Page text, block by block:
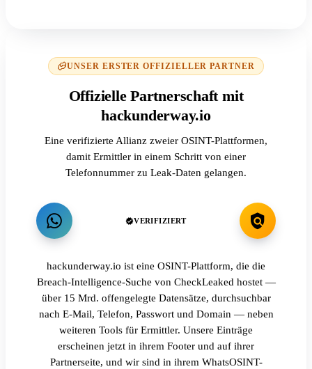
UNSER ERSTER OFFIZIELLER PARTNER
Offizielle Partnerschaft mit
hackunderway.io
Eine verifizierte Allianz zweier OSINT-Plattformen,
damit Ermittler in einem Schritt von einer
Telefonnummer zu Leak-Daten gelangen.
VERIFIZIERT
hackunderway.io ist eine OSINT-Plattform, die die
Breach-Intelligence-Suche von CheckLeaked hostet —
über 15 Mrd. offengelegte Datensätze, durchsuchbar
nach E-Mail, Telefon, Passwort und Domain — neben
weiteren Tools für Ermittler. Unsere Einträge
erscheinen jetzt in ihrem Footer und auf ihrer
Partnerseite, und wir sind in ihrem WhatsOSINT-